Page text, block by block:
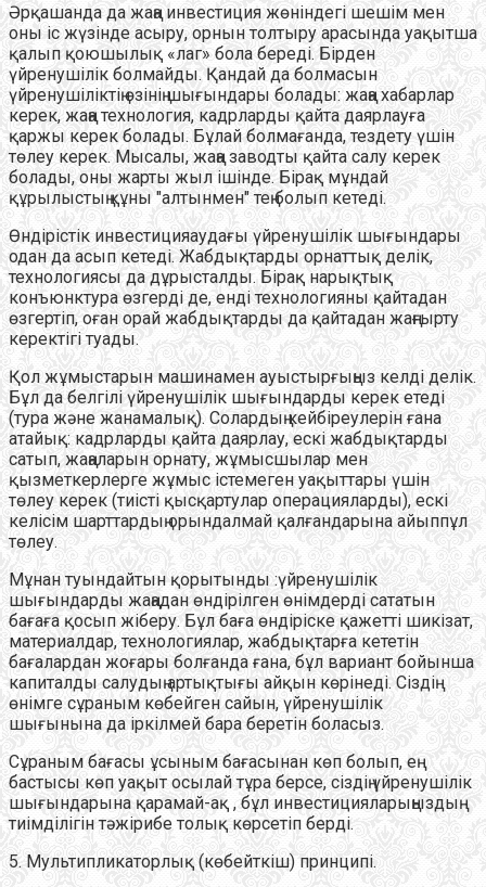
Әрқашанда да жаңа инвестиция жөніндегі шешім мен
оны іс жүзінде асыру, орнын толтыру арасында уақытша
қалып қоюшылық «лаг» бола береді. Бірден
үйренушілік болмайды. Қандай да болмасын
үйренушіліктің өзінің шығындары болады: жаңа хабарлар
керек, жаңа технология, кадрларды қайта даярлауға
қаржы керек болады. Бұлай болмағанда, тездету үшін
төлеу керек. Мысалы, жаңа заводты қайта салу керек
болады, оны жарты жыл ішінде. Бірақ мұндай
құрылыстың құны "алтынмен" тең болып кетеді.
Өндірістік инвестицияаудағы үйренушілік шығындары
одан да асып кетеді. Жабдықтарды орнаттық делік,
технологиясы да дұрысталды. Бірақ нарықтық
конъюнктура өзгерді де, енді технологияны қайтадан
өзгертіп, оған орай жабдықтарды да қайтадан жаңғырту
керектігі туады.
Қол жұмыстарын машинамен ауыстырғыңыз келді делік.
Бұл да белгілі үйренушілік шығындарды керек етеді
(тура және жанамалық). Солардың кейбіреулерін ғана
атайық: кадрларды қайта даярлау, ескі жабдықтарды
сатып, жаңаларын орнату, жұмысшылар мен
қызметкерлерге жұмыс істемеген уақыттары үшін
төлеу керек (тиісті қысқартулар операцияларды), ескі
келісім шарттардың орындалмай қалғандарына айыппұл
төлеу.
Мұнан туындайтын қорытынды :үйренушілік
шығындарды жаңадан өндірілген өнімдерді сататын
бағаға қосып жіберу. Бұл баға өндіріске қажетті шикізат,
материалдар, технологиялар, жабдықтарға кететін
бағалардан жоғары болғанда ғана, бұл вариант бойынша
капиталды салудың артықтығы айқын көрінеді. Сіздің
өнімге сұраным көбейген сайын, үйренушілік
шығынына да іркілмей бара беретін боласыз.
Сұраным бағасы ұсыным бағасынан көп болып, ең
бастысы көп уақыт осылай тұра берсе, сіздің үйренушілік
шығындарына қарамай-ақ , бұл инвестицияларыңыздың
тиімділігін тәжірибе толық көрсетіп берді.
5. Мультипликаторлық (көбейткіш) принципі.